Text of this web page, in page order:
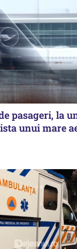
pasageri, la
unui mare